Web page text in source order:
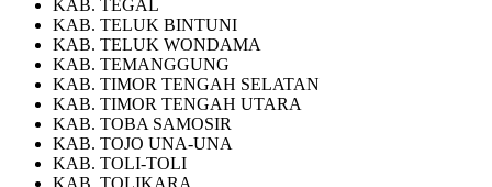
KAB. TEGAL
KAB. TELUK BINTUNI
KAB. TELUK WONDAMA
KAB. TEMANGGUNG
KAB. TIMOR TENGAH SELATAN
KAB. TIMOR TENGAH UTARA
KAB. TOBA SAMOSIR
KAB. TOJO UNA-UNA
KAB. TOLI-TOLI
KAB. TOLIKARA